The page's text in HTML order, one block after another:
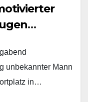
unbekannter Mann
in…